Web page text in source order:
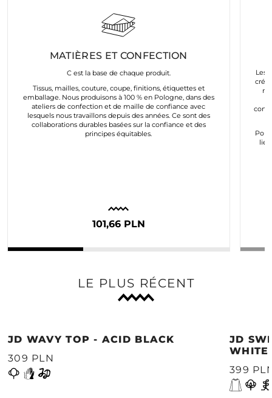
MATIÈRES ET CONFECTION
C est la base de chaque produit.
Tissus, mailles, couture, coupe, finitions, étiquettes et
emballage. Nous produisons à 100 % en Pologne, dans des
ateliers de confection et de maille de confiance avec
lesquels nous travaillons depuis des années. Ce sont des
collaborations durables basées sur la confiance et des
principes équitables.
101,66 PLN
Les
LE PLUS RÉCENT
JD WAVY TOP - ACID BLACK
309 PLN
JD
WHITE
399